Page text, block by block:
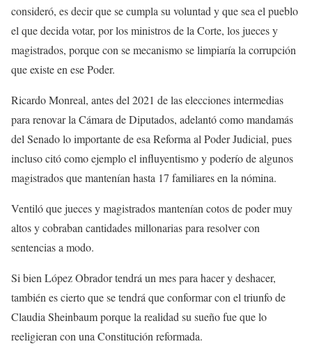
consideró, es decir que se cumpla su voluntad y que sea el pueblo
el que decida votar, por los ministros de la Corte, los jueces y
magistrados, porque con se mecanismo se limpiaría la corrupción
que existe en ese Poder.
Ricardo Monreal, antes del 2021 de las elecciones intermedias
para renovar la Cámara de Diputados, adelantó como mandamás
del Senado lo importante de esa Reforma al Poder Judicial, pues
incluso citó como ejemplo el influyentismo y poderío de algunos
magistrados que mantenían hasta 17 familiares en la nómina.
Ventiló que jueces y magistrados mantenían cotos de poder muy
altos y cobraban cantidades millonarias para resolver con
sentencias a modo.
Si bien López Obrador tendrá un mes para hacer y deshacer,
también es cierto que se tendrá que conformar con el triunfo de
Claudia Sheinbaum porque la realidad su sueño fue que lo
reeligieran con una Constitución reformada.